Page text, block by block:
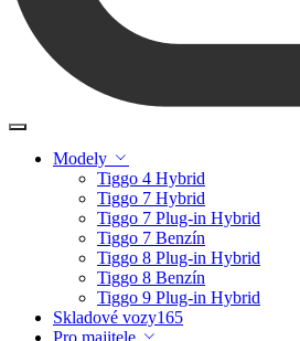
Modely
Tiggo 4 Hybrid
Tiggo 7 Hybrid
Tiggo 7 Plug-in Hybrid
Tiggo 7 Benzín
Tiggo 8 Plug-in Hybrid
Tiggo 8 Benzín
Tiggo 9 Plug-in Hybrid
Skladové vozy165
Pro majitele